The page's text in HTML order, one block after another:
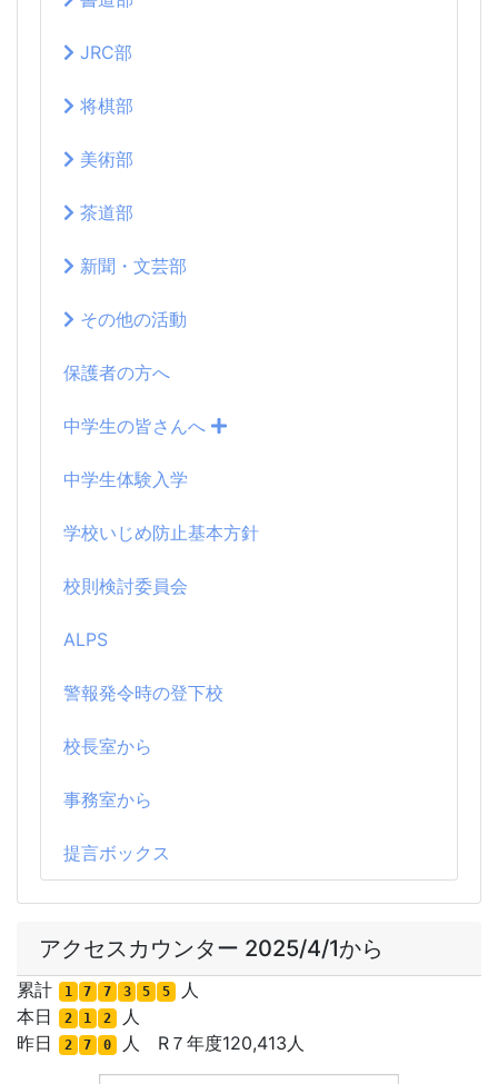
JRC部
将棋部
美術部
茶道部
新聞・文芸部
その他の活動
保護者の方へ
中学生の皆さんへ
中学生体験入学
学校いじめ防止基本方針
校則検討委員会
ALPS
警報発令時の登下校
校長室から
事務室から
提言ボックス
アクセスカウンター 2025/4/1から
累計 1 7 7 3 5 5 人
本日
2 1 2 人
昨日
2 7 0 人 R７年度120,413人